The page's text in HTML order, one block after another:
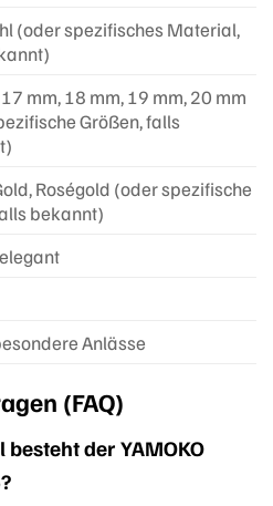
(oder spezifisches Material,
mm, 18 mm, 19 mm, 20 mm
Größen, falls
Roségold (oder spezifische
bekannt)
Anlässe
(FAQ)
der YAMOKO